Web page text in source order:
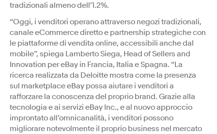
tradizionali almeno dell’1.2%.
“Oggi, i venditori operano attraverso negozi tradizionali,
canale eCommerce diretto e partnership strategiche con
le piattaforme di vendita online, accessibili anche dal
mobile”, spiega Lamberto Siega, Head of Sellers and
Innovation per eBay in Francia, Italia e Spagna. “La
ricerca realizzata da Deloitte mostra come la presenza
sul marketplace eBay possa aiutare i venditori a
rafforzare la conoscenza del proprio brand. Grazie alla
tecnologia e ai servizi eBay Inc., e al nuovo approccio
improntato all’omnicanalità, i venditori possono
migliorare notevolmente il proprio business nel mercato